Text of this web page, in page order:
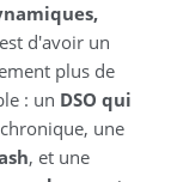
d'avoir un
plus de
: un DSO qui
une
, et une